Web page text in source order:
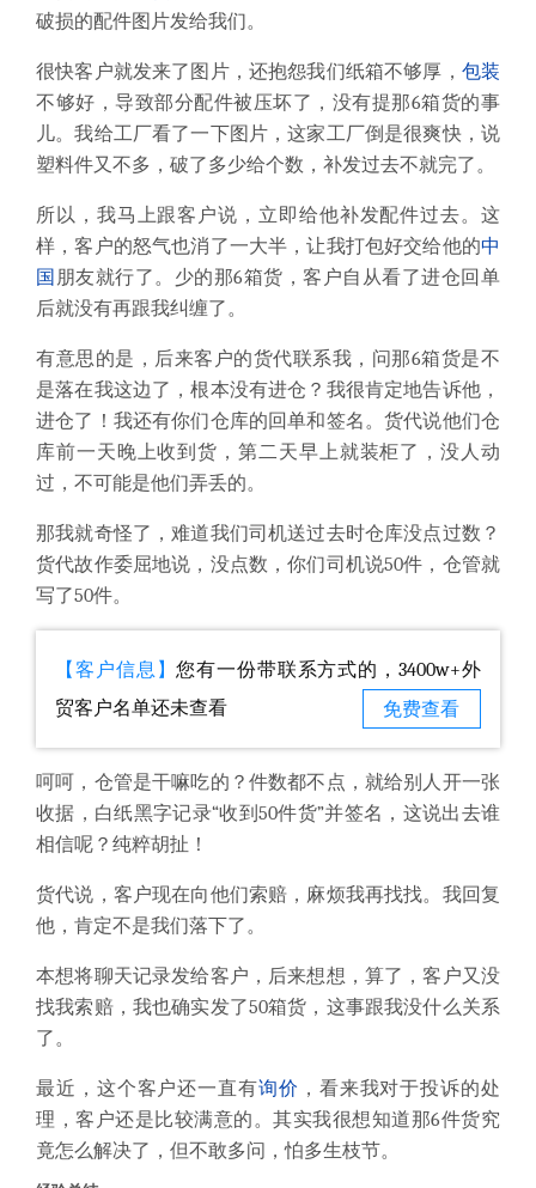
破损的配件图片发给我们。
很快客户就发来了图片，还抱怨我们纸箱不够厚， 包装
不够好，导致部分配件被压坏了，没有提那6箱货的事
儿。我给工厂看了一下图片，这家工厂倒是很爽快，说
塑料件又不多，破了多少给个数，补发过去不就完了。
所以，我马上跟客户说，立即给他补发配件过去。这
样，客户的怒气也消了一大半，让我打包好交给他的中
国 朋友就行了。少的那6箱货，客户自从看了进仓回单
后就没有再跟我纠缠了。
有意思的是，后来客户的货代联系我，问那6箱货是不
是落在我这边了，根本没有进仓？我很肯定地告诉他，
进仓了！我还有你们仓库的回单和签名。货代说他们仓
库前一天晚上收到货，第二天早上就装柜了，没人动
过，不可能是他们弄丢的。
那我就奇怪了，难道我们司机送过去时仓库没点过数？
货代故作委屈地说，没点数，你们司机说50件，仓管就
写了50件。
【客户信息】您有一份带联系方式的，3400w+外
贸客户名单还未查看
免费查看
呵呵，仓管是干嘛吃的？件数都不点，就给别人开一张
收据，白纸黑字记录“收到50件货”并签名，这说出去谁
相信呢？纯粹胡扯！
货代说，客户现在向他们索赔，麻烦我再找找。我回复
他，肯定不是我们落下了。
本想将聊天记录发给客户，后来想想，算了，客户又没
找我索赔，我也确实发了50箱货，这事跟我没什么关系
了。
最近，这个客户还一直有询价 ，看来我对于投诉的处
理，客户还是比较满意的。其实我很想知道那6件货究
竟怎么解决了，但不敢多问，怕多生枝节。